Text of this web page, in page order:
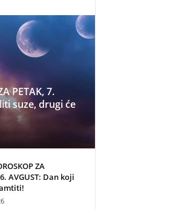
PETAK, 7.
suze, drugi će
ZA
6. AVGUST: Dan koji